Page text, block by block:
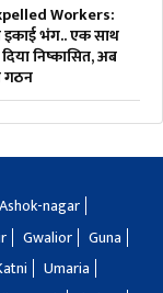
Workers:
भंग.. एक साथ
निष्कासित, अब
गठन
Ashok-nagar
Gwalior
Guna
Umaria